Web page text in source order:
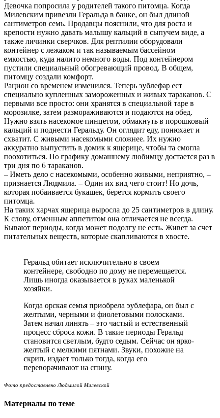
Девочка попросила у родителей такого питомца. Когда
Милевским привезли Геральда в банке, он был длиной
сантиметров семь. Продавцы пояснили, что для роста и
крепости нужно давать малышу кальций в сыпучем виде, а
также личинки сверчков. Для рептилии оборудовали
контейнер с лежаком и так называемым бассейном –
емкостью, куда налито немного воды. Под контейнером
пустили специальный обогревающий провод. В общем,
питомцу создали комфорт.
Рацион со временем изменился. Теперь эублефар ест
специально купленных замороженных и живых тараканов. С
первыми все просто: они хранятся в специальной таре в
морозилке, затем размораживаются и подаются на обед.
Нужно взять насекомое пинцетом, обмакнуть в порошковый
кальций и поднести Геральду. Он оглядит еду, понюхает и
схватит. С живыми насекомыми сложнее. Их нужно
аккуратно выпустить в домик к ящерице, чтобы та смогла
поохотиться. По графику домашнему любимцу достается раз в
три дня по 6 тараканов.
– Иметь дело с насекомыми, особенно живыми, неприятно, –
признается Людмила. – Один их вид чего стоит! Но дочь,
которая побаивается букашек, берется кормить своего
питомца.
На таких харчах ящерица выросла до 25 сантиметров в длину.
К слову, отменным аппетитом она отличается не всегда.
Бывают периоды, когда может подолгу не есть. Живет за счет
питательных веществ, которые скапливаются в хвосте.
Геральд обитает исключительно в своем
контейнере, свободно по дому не перемещается.
Лишь иногда оказывается в руках маленькой
хозяйки.
Когда орская семья приобрела эублефара, он был с
желтыми, черными и фиолетовыми полосками.
Затем начал линять – это частый и естественный
процесс сброса кожи. В такие периоды Геральд
становится светлым, будто седым. Сейчас он ярко-
желтый с мелкими пятнами. Звуки, похожие на
скрип, издает только тогда, когда его
переворачивают на спину.
Фото предоставлено Людмилой Милевской
Материалы по теме